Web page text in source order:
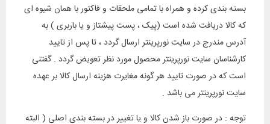
بسته بندی کرده و همراه با تمامی ملحقات و فاکتور با همان شیوه ای
که کالا دریافت شده است (پیک ، پست پیشتاز و یا باربری ) به
آدرس مندرج در سایت نورپرینتر ارسال گردد ، تا پس از تایید
کارشناسان سایت نورپرینتر محصول مورد نظر تعویض گردد . گفتنی
است که در صورت تایید هر گونه مغایرت هزینه ارسال کالا بر عهده
سایت نورپرینتر می باشد .
توجه : در صورت باز شدن کالا و یا تغییر در بسته بندی اصلی ( البته